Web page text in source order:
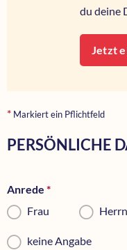
du deine
Jetzt
* Markiert ein Pflichtfeld
PERSÖNLICHE
Anrede *
Frau
Herrn
keine Angabe